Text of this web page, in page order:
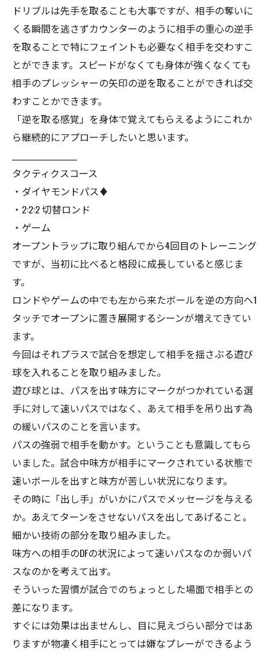
ドリブルは先手を取ることも大事ですが、相手の奪いに
くる瞬間を逃さずカウンターのように相手の重心の逆手
を取ることで特にフェイントも必要なく相手を交わすこ
とができます。スピードがなくても身体が強くなくても
相手のプレッシャーの矢印の逆を取ることができれば交
わすことかできます。
「逆を取る感覚」を身体で覚えてもらえるようにこれか
ら継続的にアプローチしたいと思います。
タクティクスコース
・ダイヤモンドパス♦︎
・2:2:2 切替ロンド
・ゲーム
オープントラップに取り組んでから4回目のトレーニング
ですが、当初に比べると格段に成長していると感じま
す。
ロンドやゲームの中でも左から来たボールを逆の方向へ1
タッチでオープンに置き展開するシーンが増えてきてい
ます。
今回はそれプラスで試合を想定して相手を揺さぶる遊び
球を入れることを取り組みました。
遊び球とは、パスを出す味方にマークがつかれている選
手に対して速いパスではなく、あえて相手を吊り出す為
の緩いパスのことを言います。
パスの強弱で相手を動かす。ということも意識してもら
いました。試合中味方が相手にマークされている状態で
速いボールを出すと味方が苦しい状況になります。
その時に「出し手」がいかにパスでメッセージを与える
か。あえてターンをさせないパスを出してあげること。
細かい技術の部分を取り組みました。
味方への相手のDFの状況によって速いパスなのか弱いパ
スなのかを考えて出す。
そういった習慣が試合でのちょっとした場面で相手との
差になります。
すぐには効果は出ませんし、目に見えづらい部分ではあ
りますが物凄く相手にとっては嫌なプレーができるよう